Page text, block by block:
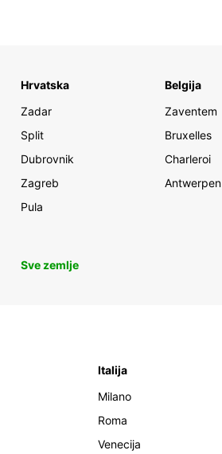
Hrvatska
Zadar
Split
Dubrovnik
Zagreb
Pula
Belgija
Zaventem
Bruxelles
Charleroi
Antwerpen
Sve zemlje
Italija
Milano
Roma
Venecija